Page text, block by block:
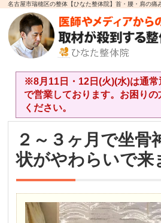
名古屋市瑞穂区の整体【ひなた整体院】首・腰・肩の痛
※8月11日・12日(火)(水)は通常
で営業しております。お困り
ください。
２～３ヶ月で坐骨
状がやわらいで来